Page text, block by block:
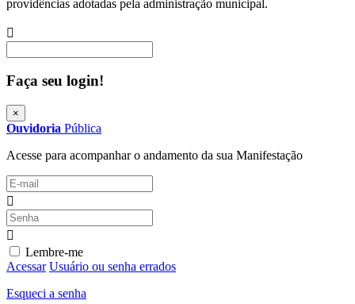
providências adotadas pela administração municipal.
Faça seu login!
×
Ouvidoria Pública
Acesse para acompanhar o andamento da sua Manifestação
Lembre-me
Acessar Usuário ou senha errados
Esqueci a senha